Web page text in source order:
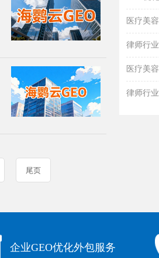
尾页
医疗美
律师行
医疗美
律师行
企业GEO优化外包服务